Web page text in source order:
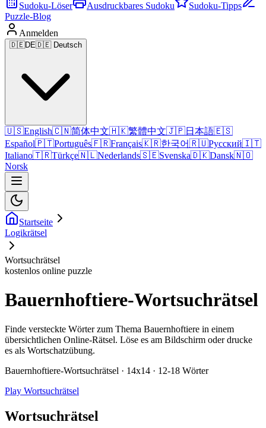
Sudoku-Löser Ausdruckbares Sudoku
Sudoku-Tipps
Puzzle-Blog
Anmelden
🇩🇪DE🇩🇪 Deutsch
🇺🇸English🇨🇳简体中文🇭🇰繁體中文🇯🇵日本語🇪🇸
Español🇵🇹Português🇫🇷Français🇰🇷한국어🇷🇺Русский🇮🇹
Italiano🇹🇷Türkçe🇳🇱Nederlands🇸🇪Svenska🇩🇰Dansk🇳🇴
Norsk
Startseite
Logikrätsel
Wortsuchrätsel
kostenlos online puzzle
Bauernhoftiere-Wortsuchrätsel
Finde versteckte Wörter zum Thema Bauernhoftiere in einem
übersichtlichen Online-Rätsel. Löse es am Bildschirm oder drucke
es als Wortschatzübung.
Bauernhoftiere-Wortsuchrätsel · 14x14 · 12-18 Wörter
Play Wortsuchrätsel
Wortsuchrätsel